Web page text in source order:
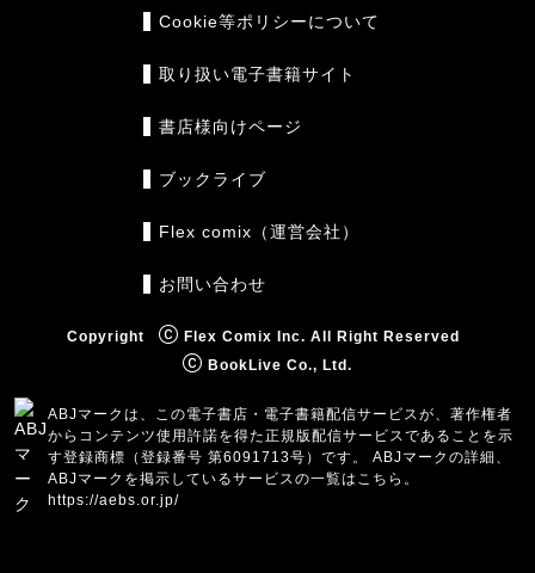
Cookie等ポリシーについて
取り扱い電子書籍サイト
書店様向けページ
ブックライブ
Flex comix（運営会社）
お問い合わせ
Copyright
Flex Comix Inc. All Right Reserved
BookLive Co., Ltd.
ABJマークは、この電子書店・電子書籍配信サービスが、著作権者
からコンテンツ使用許諾を得た正規版配信サービスであることを示
す登録商標（登録番号 第6091713号）です。 ABJマークの詳細、
ABJマークを掲示しているサービスの一覧はこちら。
https://aebs.or.jp/